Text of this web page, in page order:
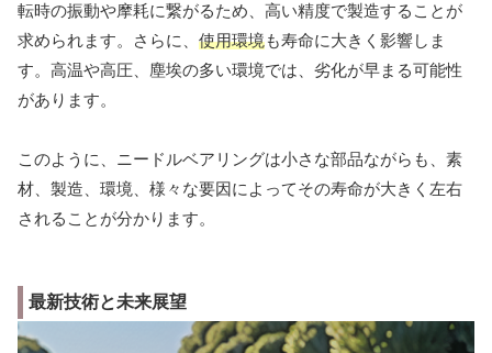
転時の振動や摩耗に繋がるため、高い精度で製造することが
求められます。さらに、 使用環境も寿命に大きく影響しま
す。高温や高圧、塵埃の多い環境では、劣化が早まる可能性
があります。
このように、ニードルベアリングは小さな部品ながらも、素
材、製造、環境、様々な要因によってその寿命が大きく左右
されることが分かります。
最新技術と未来展望